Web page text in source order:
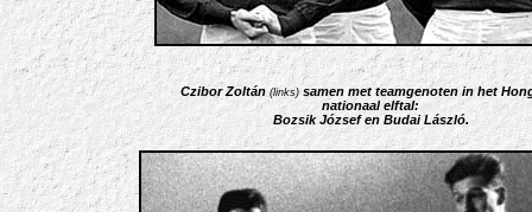
Czibor Zoltán (links)samen met teamgenoten in het
nationaal elftal:
Bozsik József en Budai László.